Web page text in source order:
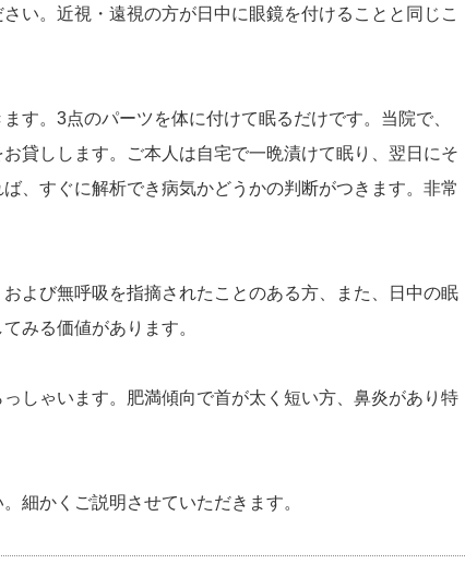
い。近視・遠視の方が日中に眼鏡を付けることと同じこ
す。3点のパーツを体に付けて眠るだけです。当院で、
貸しします。ご本人は自宅で一晩漬けて眠り、翌日にそ
、すぐに解析でき病気かどうかの判断がつきます。非常
よび無呼吸を指摘されたことのある方、また、日中の眠
みる価値があります。
しゃいます。肥満傾向で首が太く短い方、鼻炎があり特
細かくご説明させていただきます。